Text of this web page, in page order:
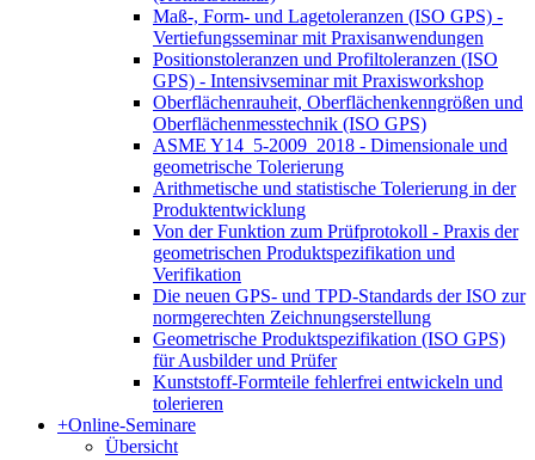
Maß-, Form- und Lagetoleranzen (ISO GPS) -
Vertiefungsseminar mit Praxisanwendungen
Positionstoleranzen und Profiltoleranzen (ISO
GPS) - Intensivseminar mit Praxisworkshop
Oberflächenrauheit, Oberflächenkenngrößen und
Oberflächenmesstechnik (ISO GPS)
ASME Y14_5-2009_2018 - Dimensionale und
geometrische Tolerierung
Arithmetische und statistische Tolerierung in der
Produktentwicklung
Von der Funktion zum Prüfprotokoll - Praxis der
geometrischen Produktspezifikation und
Verifikation
Die neuen GPS- und TPD-Standards der ISO zur
normgerechten Zeichnungserstellung
Geometrische Produktspezifikation (ISO GPS)
für Ausbilder und Prüfer
Kunststoff-Formteile fehlerfrei entwickeln und
tolerieren
+Online-Seminare
Übersicht